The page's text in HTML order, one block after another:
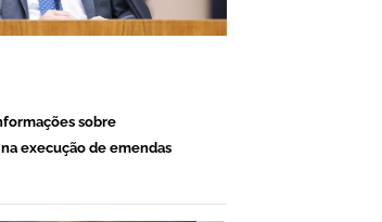
sobre
execução de emendas